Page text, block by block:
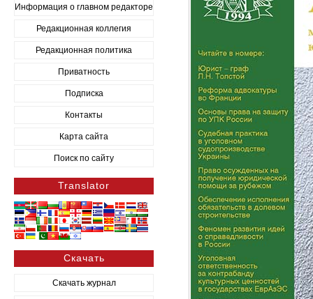
Информация о главном редакторе
Редакционная коллегия
Редакционная политика
Приватность
Подписка
Контакты
Карта сайта
Поиск по сайту
Translator
Скачать
Скачать журнал